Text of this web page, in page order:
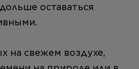
оставаться
на свежем воздухе,